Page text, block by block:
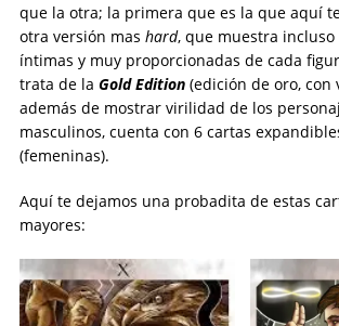
que la otra; la primera que es la que aquí
otra versión mas hard, que muestra incluso
íntimas y muy proporcionadas de cada
trata de la Gold Edition(edición de oro, con
además de mostrar virilidad de los
masculinos, cuenta con 6 cartas
(femeninas).
Aquí te dejamos una probadita de estas
mayores: